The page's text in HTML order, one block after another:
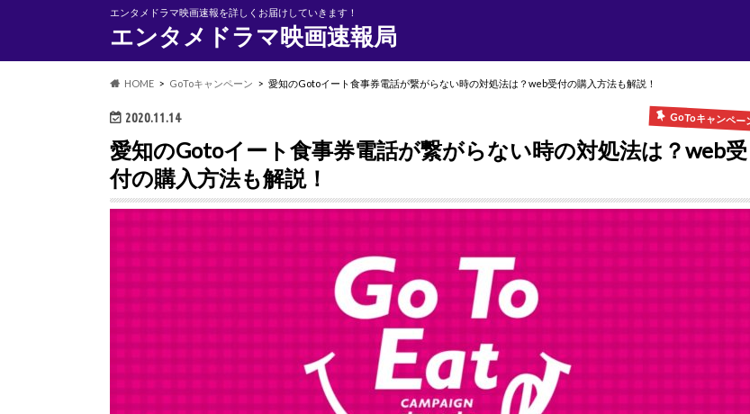
エンタメドラマ映画速報を詳しくお届けしていきます！
エンタメドラマ映画速報局
HOME GoToキャンペーン 愛知のGotoイート食事券電話が繋がらない時の対処法は？web受付の購入方法も解説！
2020.11.14 GoToキャンペー
愛知のGotoイート食事券電話が繋がらない時の対処法は？web受
付の購入方法も解説！